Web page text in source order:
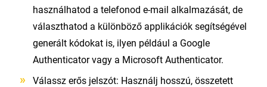
használhatod a telefonod e-mail alkalmazását, de
választhatod a különböző applikációk segítségével
generált kódokat is, ilyen például a Google
Authenticator vagy a Microsoft Authenticator.
Válassz erős jelszót: Használj hosszú, összetett